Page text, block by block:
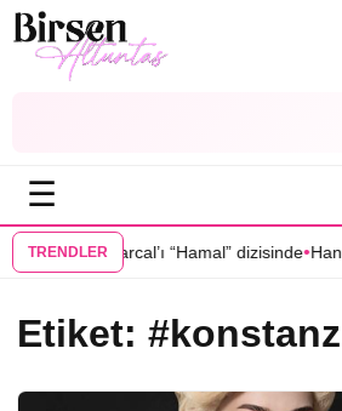
☰
TRENDLER
Oktay Kaynarcal’ı “Hamal” dizisinde•
Etiket: #konstanz